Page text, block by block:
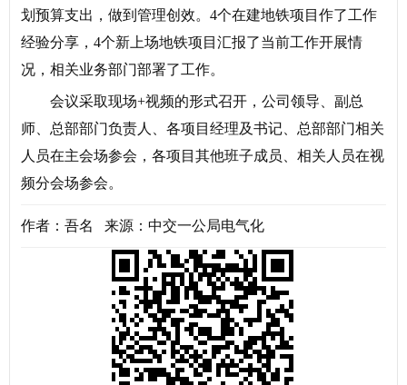
划预算支出，做到管理创效。4个在建地铁项目作了工作
经验分享，4个新上场地铁项目汇报了当前工作开展情
况，相关业务部门部署了工作。
会议采取现场+视频的形式召开，公司领导、副总
师、总部部门负责人、各项目经理及书记、总部部门相关
人员在主会场参会，各项目其他班子成员、相关人员在视
频分会场参会。
作者：吾名 来源：中交一公局电气化